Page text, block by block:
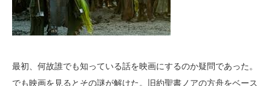
最初、何故誰でも知っている話を映画にするのか疑問であった。
でも映画を見るとその謎が解けた。旧約聖書ノアの方舟をベース